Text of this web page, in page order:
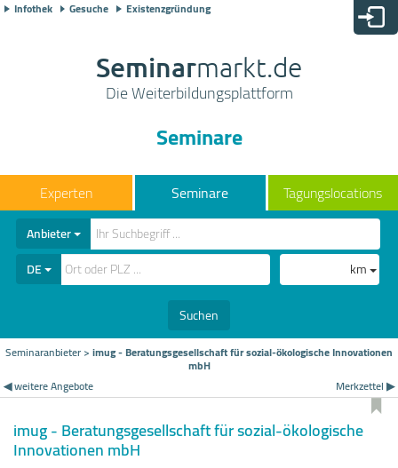
Infothek Gesuche Existenzgründung
Seminarmarkt.de
Die Weiterbildungsplattform
Seminare
Seminare Tagungslocations
Anbieter
DE
km
Suchen
Seminaranbieter>imug - Beratungsgesellschaft für sozial-ökologische Innovationen
mbH
◀ weitere Angebote
Merkzettel ▶
imug - Beratungsgesellschaft für sozial-ökologische
Innovationen mbH